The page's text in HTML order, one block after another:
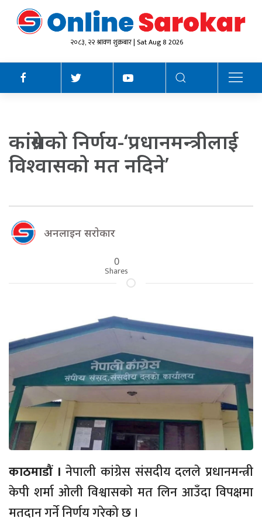
२०८३, २२ श्रावण शुक्रबार | Sat Aug 8 2026
कांग्रेसको निर्णय-‘प्रधानमन्त्रीलाई
विश्वासको मत नदिने’
अनलाइन सराेकार
0
Shares
काठमाडौं । नेपाली कांग्रेस संसदीय दलले प्रधानमन्त्री
केपी शर्मा ओली विश्वासको मत लिन आउँदा विपक्षमा
मतदान गर्ने निर्णय गरेको छ ।